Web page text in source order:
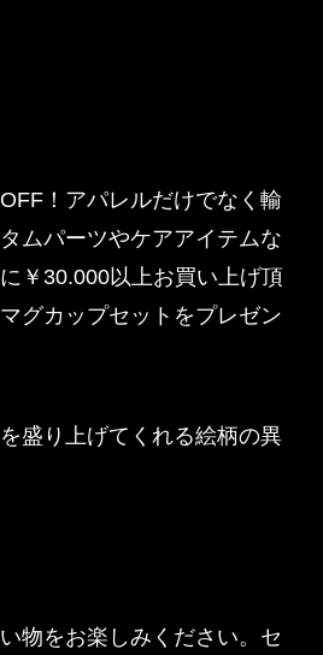
！アパレルだけでなく輸
ムパーツやケアアイテムな
￥30.000以上お買い上げ頂
グカップセットをプレゼン
盛り上げてくれる絵柄の異
物をお楽しみください。セ